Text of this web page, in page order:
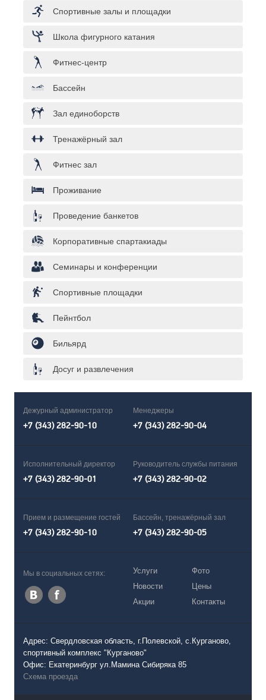
Спортивные залы и площадки
Школа фигурного катания
Фитнес-центр
Бассейн
Зал единоборств
Тренажёрный зал
Фитнес зал
Проживание
Проведение банкетов
Корпоративные спартакиады
Семинары и конференции
Спортивные площадки
Пейнтбол
Бильярд
Досуг и развлечения
Дежурный администратор
+7 (343) 282-90-10
Менеджеры
+7 (343) 282-90-04
Исполнительный директор
+7 (343) 282-90-01
Руководитель службы питания
+7 (343) 282-90-02
Прием и размещение гостей
+7 (343) 282-90-10
Бассейн, тренажёрный зал
+7 (343) 282-90-05
Мы в социальных сетях:
Услуги
Новости
Акции
Фото
Цены
Контакты
Адрес: Свердловская область, г.Полевской, с.Курганово,
спортивный комплекс "Курганово"
Офис: Екатеринбург ул.Мамина Сибиряка 85
Схема проезда